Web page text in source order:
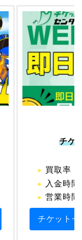
チケ
買取率
入金時
営業時
チケット